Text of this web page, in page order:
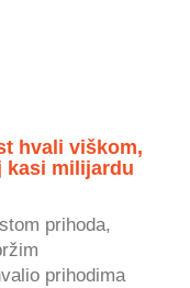
hvali viškom,
kasi milijardu
prihoda,
prihodima